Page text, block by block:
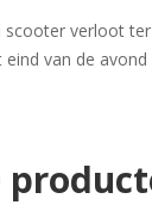
verloot
van de